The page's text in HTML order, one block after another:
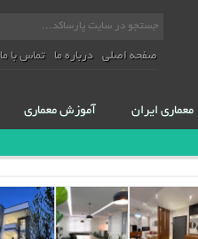
صفحه اصلی درباره ما تماس با ما
معماری ایران آموزش معماری